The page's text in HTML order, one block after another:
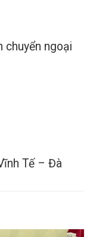
chuyển ngoại
Tế – Đà